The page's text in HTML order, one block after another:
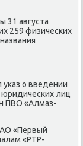
31 августа
259 физических
о введении
лиц
ПВО «Алмаз-
«Первый
«РТР-